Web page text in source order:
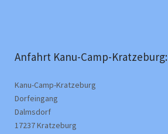
Anfahrt Kanu-Camp-Kratzeburg:
Kanu-Camp-Kratzeburg
Dorfeingang
Dalmsdorf
17237 Kratzeburg